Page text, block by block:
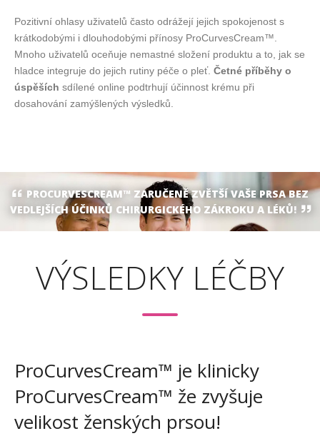
Pozitivní ohlasy uživatelů často odrážejí jejich spokojenost s
krátkodobými i dlouhodobými přínosy ProCurvesCream™.
Mnoho uživatelů oceňuje nemastné složení produktu a to, jak se
hladce integruje do jejich rutiny péče o pleť. Četné příběhy o
úspěších sdílené online podtrhují účinnost krému při
dosahování zamýšlených výsledků.
PROCURVESCREAM™ ZARUČENĚ ZVĚTŠÍ VAŠE PRSA BEZ
VEDLEJŠÍCH ÚČINKŮ CHIRURGICKÉHO ZÁKROKU A LÉKŮ!
VÝSLEDKY LÉČBY
ProCurvesCream™ je klinicky
ProCurvesCream™ že zvyšuje
velikost ženských prsou!